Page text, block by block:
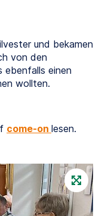
und bekamen
von den
ebenfalls einen
wollten.
come-on lesen.